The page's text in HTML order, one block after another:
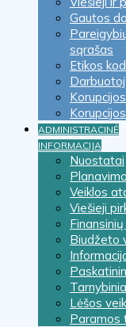
Gautos
sąrašas
Etikos
ADMINISTRACINĖ
INFORMACIJA
Nuostatai
Veiklos
Viešieji
Biudžeto
Lėšos
Paramos